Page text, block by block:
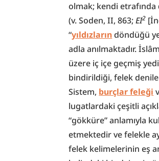
olmak; kendi
(v. Soden, II, 863; EI2
“yıldızların döndüğü
adla anılmaktadır.
üzere iç içe geçmiş
bindirildiği, felek
Sistem, burçlar feleği
lugatlardaki çeşitli
“gökküre” anlamıyla
etmektedir ve felekle
felek kelimelerinin eş